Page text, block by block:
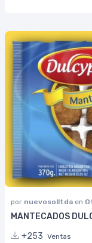
por nuevosolltda en
MANTECADOS
+253 Ventas